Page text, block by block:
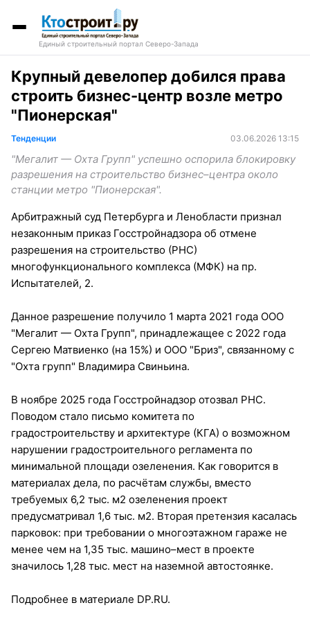
Единый строительный портал Северо-Запада
Крупный девелопер добился права
строить бизнес-центр возле метро
"Пионерская"
Тенденции 03.06.2026 13:15
"Мегалит — Охта Групп" успешно оспорила блокировку
разрешения на строительство бизнес–центра около
станции метро "Пионерская".
Арбитражный суд Петербурга и Ленобласти признал
незаконным приказ Госстройнадзора об отмене
разрешения на строительство (РНС)
многофункционального комплекса (МФК) на пр.
Испытателей, 2.
Данное разрешение получило 1 марта 2021 года ООО
"Мегалит — Охта Групп", принадлежащее с 2022 года
Сергею Матвиенко (на 15%) и ООО "Бриз", связанному с
"Охта групп" Владимира Свиньина.
В ноябре 2025 года Госстройнадзор отозвал РНС.
Поводом стало письмо комитета по
градостроительству и архитектуре (КГА) о возможном
нарушении градостроительного регламента по
минимальной площади озеленения. Как говорится в
материалах дела, по расчётам службы, вместо
требуемых 6,2 тыс. м2 озеленения проект
предусматривал 1,6 тыс. м2. Вторая претензия касалась
парковок: при требовании о многоэтажном гараже не
менее чем на 1,35 тыс. машино–мест в проекте
значилось 1,28 тыс. мест на наземной автостоянке.
Подробнее в материале DP.RU.